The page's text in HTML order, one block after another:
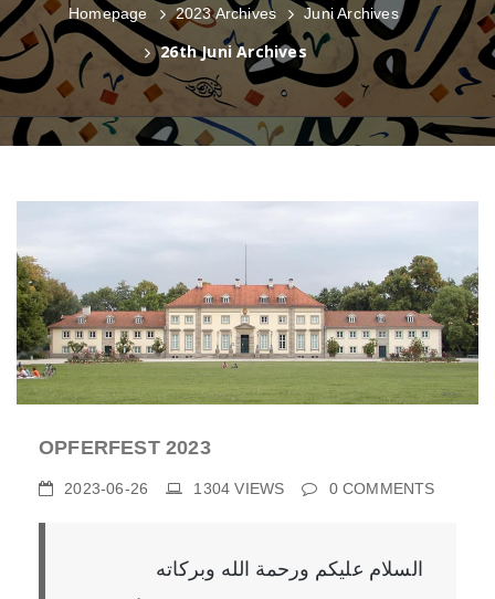
Homepage 2023 Archives Juni Archives
26th Juni Archives
OPFERFEST 2023
2023-06-26 1304VIEWS 0COMMENTS
السلام عليكم ورحمة الله وبركاته